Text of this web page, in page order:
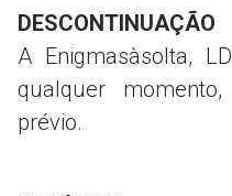
DESCONTINUAÇÃO
A Enigmasàsolta,
qualquer
prévio.